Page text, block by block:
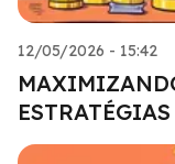
12/05/2026 - 15:42